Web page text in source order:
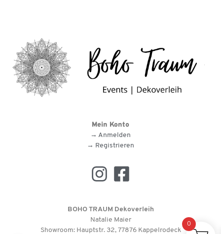
Mein Konto
→ Anmelden
→ Registrieren
BOHO TRAUM Dekoverleih
Natalie Maier
Showroom: Hauptstr. 32, 77876 Kappelrodeck
0